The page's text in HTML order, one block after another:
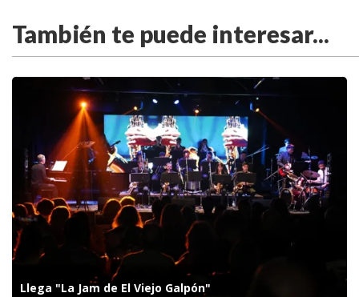
También te puede interesar...
Llega "La Jam de El Viejo Galpón"